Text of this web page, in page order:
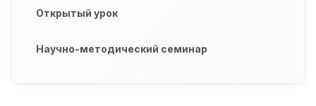
Открытый урок
Научно-методический семинар